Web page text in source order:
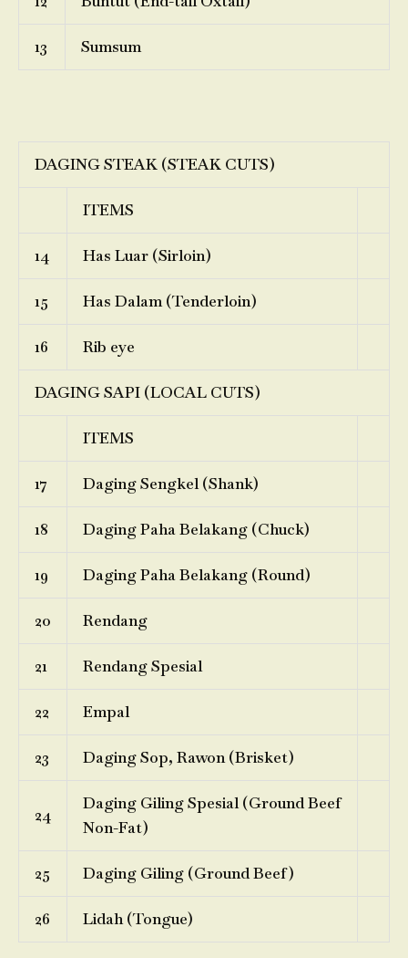
13 Sumsum
DAGING STEAK (STEAK CUTS)
ITEMS
14 Has Luar (Sirloin)
15 Has Dalam (Tenderloin)
16 Rib eye
DAGING SAPI (LOCAL CUTS)
ITEMS
17 Daging Sengkel (Shank)
18 Daging Paha Belakang (Chuck)
19 Daging Paha Belakang (Round)
20 Rendang
21 Rendang Spesial
22 Empal
23 Daging Sop, Rawon (Brisket)
24
Daging Giling Spesial (Ground Beef
Non-Fat)
25 Daging Giling (Ground Beef)
26 Lidah (Tongue)